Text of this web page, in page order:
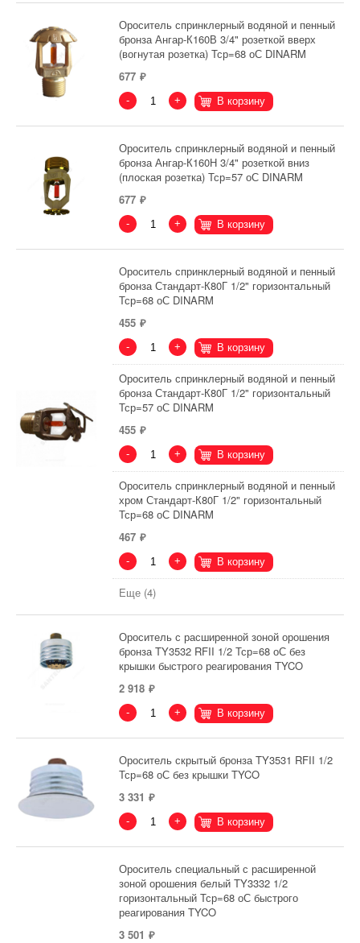
Ороситель спринклерный водяной и пенный
бронза Ангар-К160В 3/4" розеткой вверх
(вогнутая розетка) Тср=68 оС DINARM
677
- + В корзину
Ороситель спринклерный водяной и пенный
бронза Ангар-К160Н 3/4" розеткой вниз
(плоская розетка) Тср=57 оС DINARM
677
- + В корзину
Ороситель спринклерный водяной и пенный
бронза Стандарт-К80Г 1/2" горизонтальный
Тср=68 оС DINARM
455
- + В корзину
Ороситель спринклерный водяной и пенный
бронза Стандарт-К80Г 1/2" горизонтальный
Тср=57 оС DINARM
455
- + В корзину
Ороситель спринклерный водяной и пенный
хром Стандарт-К80Г 1/2" горизонтальный
Тср=68 оС DINARM
467
- + В корзину
Еще (4)
Ороситель с расширенной зоной орошения
бронза TY3532 RFII 1/2 Тср=68 оС без
крышки быстрого реагирования TYCO
2 918
- + В корзину
Ороситель скрытый бронза TY3531 RFII 1/2
Тср=68 оС без крышки TYCO
3 331
- + В корзину
Ороситель специальный с расширенной
зоной орошения белый TY3332 1/2
горизонтальный Тср=68 оС быстрого
реагирования TYCO
3 501